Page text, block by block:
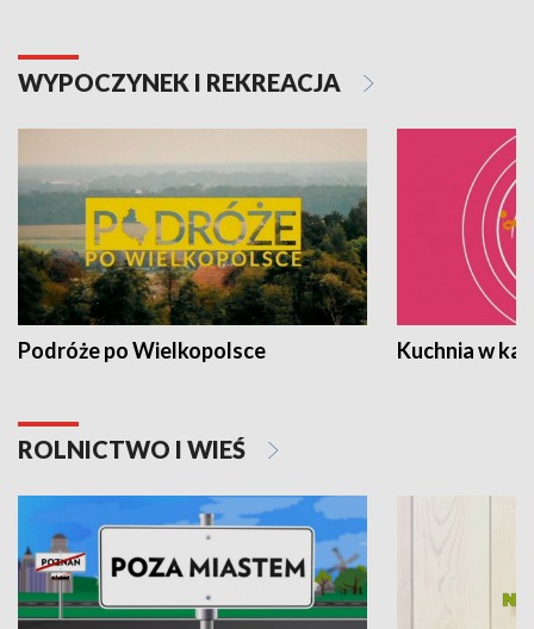
WYPOCZYNEK I REKREACJA
Podróże po Wielkopolsce Kuchnia w
ROLNICTWO I WIEŚ